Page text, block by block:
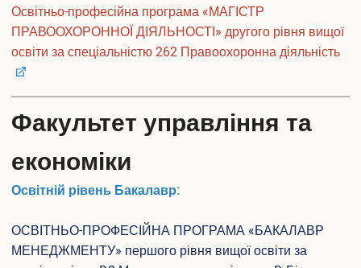
Освітній процес
Навчальні плани
Розклади занять
Електронні журнали обліку успішності
Навчально-методичне забезпечення
Студентське самоврядування
Військова кафедра
IT сервіси Університету
Пам’ятаємо. Єднаємося. Переможемо!
особам
Електронна скринька довіри
Освітньо-професійна програма «МАГІСТР
ПРАВООХОРОННОЇ ДІЯЛЬНОСТІ» другого рівня вищої
освіти за спеціальністю 262 Правоохоронна діяльність
Факультет управління та
економіки
Освітній рівень Бакалавр:
ОСВІТНЬО-ПРОФЕСІЙНА ПРОГРАМА «БАКАЛАВР
МЕНЕДЖМЕНТУ» першого рівня вищої освіти за